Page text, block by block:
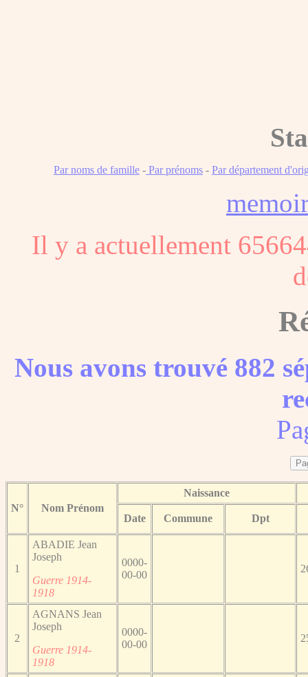
Par noms de famille - Par prénoms - Par département
Il y a actuellement
Nous avons trouvé 882
N° Nom Prénom
Naissance
Date Commune Dpt
1
ABADIE Jean
Joseph
Guerre 1914-
1918
0000-
00-00
2
AGNANS Jean
Joseph
Guerre 1914-
1918
0000-
00-00